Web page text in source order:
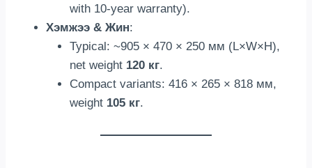
with 10-year warranty).
Хэмжээ & Жин:
Typical: ~905 × 470 × 250 мм (L×W×H),
net weight 120 кг.
Compact variants: 416 × 265 × 818 мм,
weight 105 кг.